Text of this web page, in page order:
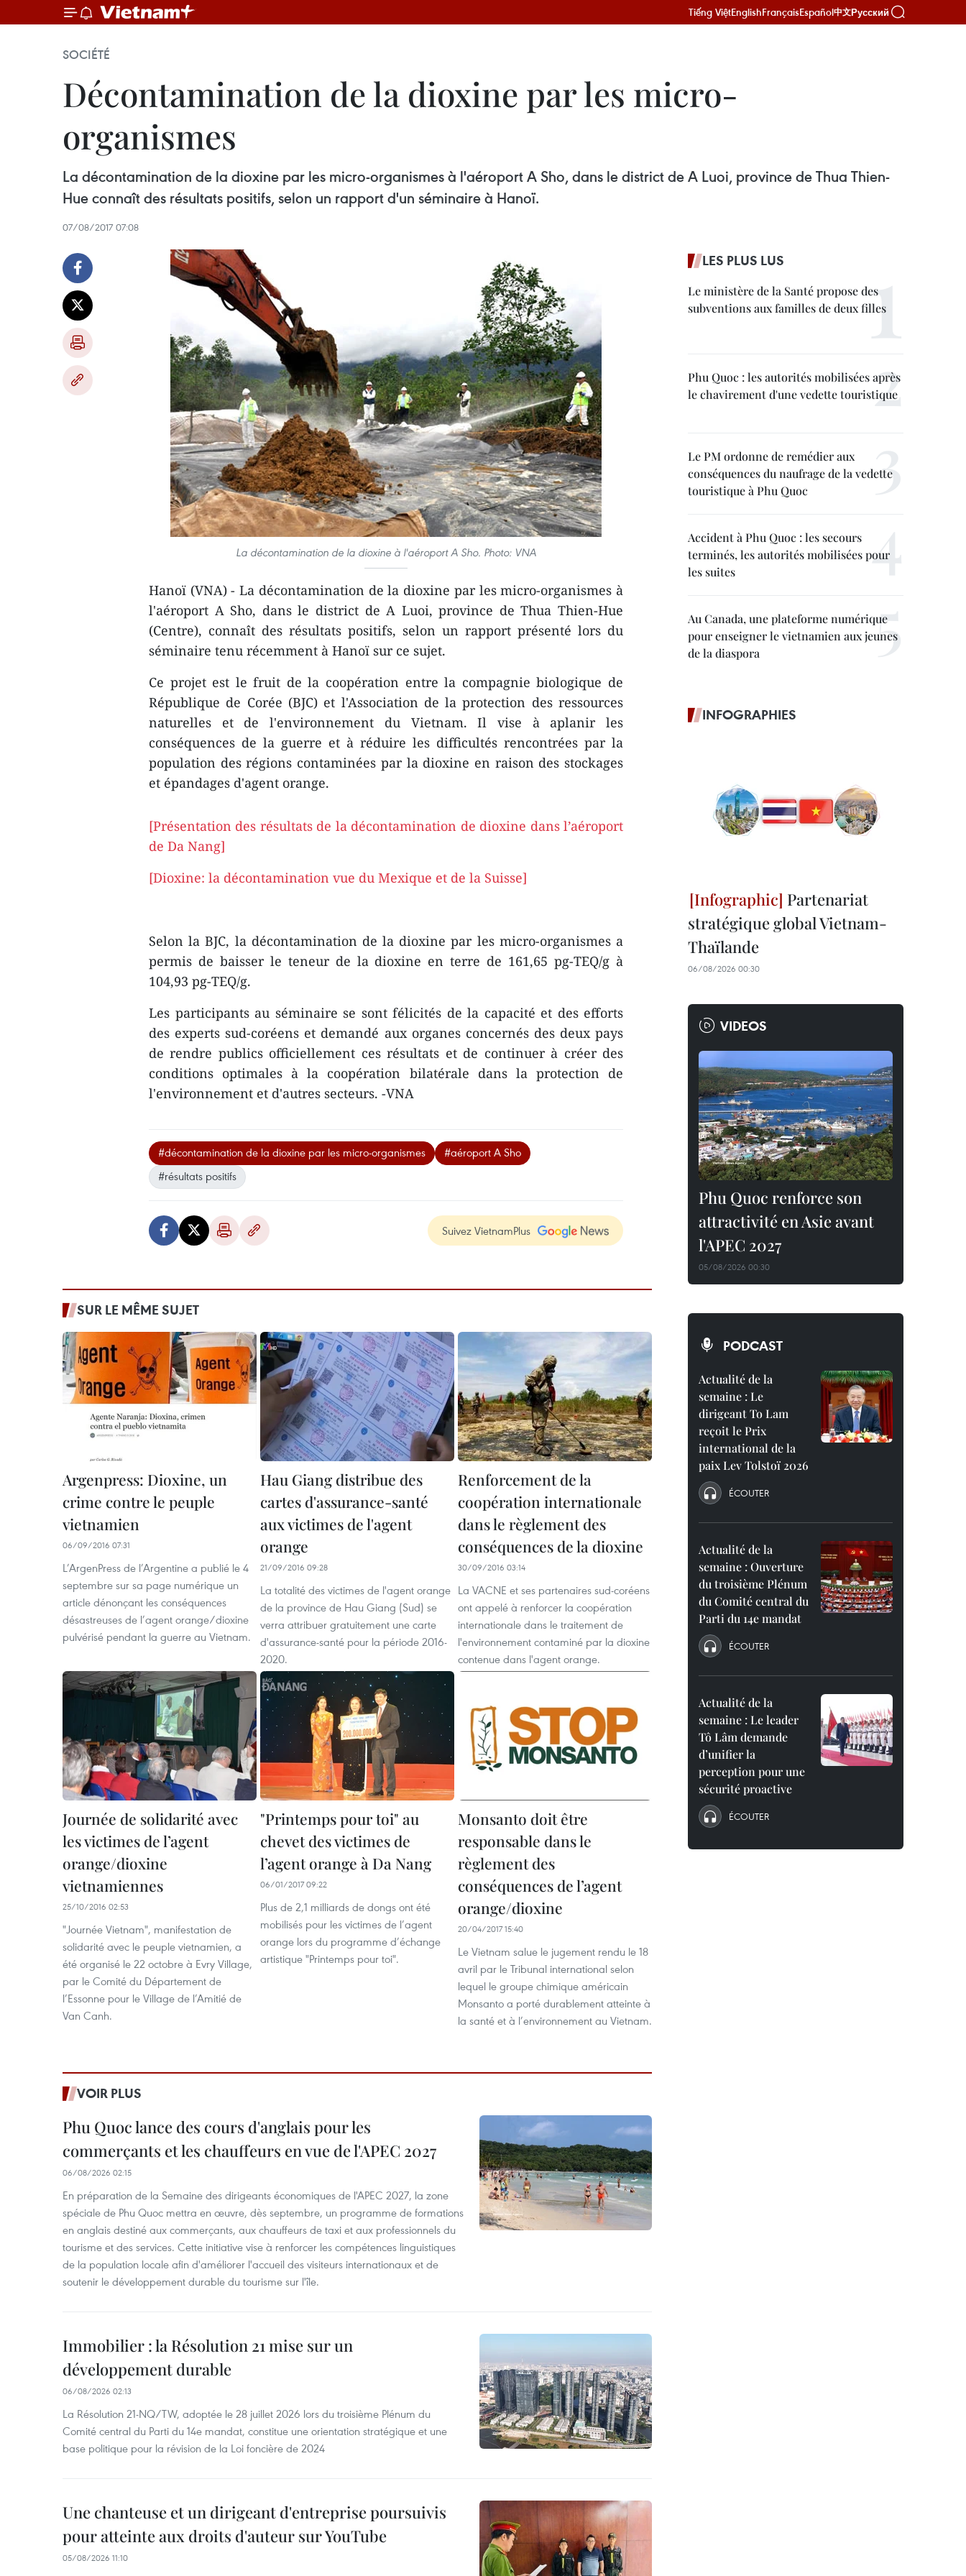
Tiếng ViệtEnglishFrançaisEspañol中文Русский
SOCIÉTÉ
Décontamination de la dioxine par les micro-
organismes
La décontamination de la dioxine par les micro-organismes à l'aéroport A Sho, dans le district de A Luoi, province de Thua Thien-
Hue connaît des résultats positifs, selon un rapport d'un séminaire à Hanoï.
07/08/2017 07:08
La décontamination de la dioxine à l'aéroport A Sho. Photo: VNA
Hanoï (VNA) - La décontamination de la dioxine par les micro-organismes à
l'aéroport A Sho, dans le district de A Luoi, province de Thua Thien-Hue
(Centre), connaît des résultats positifs, selon un rapport présenté lors du
séminaire tenu récemment à Hanoï sur ce sujet.
Ce projet est le fruit de la coopération entre la compagnie biologique de
République de Corée (BJC) et l'Association de la protection des ressources
naturelles et de l'environnement du Vietnam. Il vise à aplanir les
conséquences de la guerre et à réduire les difficultés rencontrées par la
population des régions contaminées par la dioxine en raison des stockages
et épandages d'agent orange.
[Présentation des résultats de la décontamination de dioxine dans l’aéroport
de Da Nang]​
[Dioxine: la décontamination vue du Mexique et de la Suisse]
Selon la BJC, la décontamination de la dioxine par les micro-organismes a
permis de baisser le teneur de la dioxine en terre de 161,65 pg-TEQ/g à
104,93 pg-TEQ/g.
Les participants au séminaire se sont félicités de la capacité et des efforts
des experts sud-coréens et demandé aux organes concernés des deux pays
de rendre publics officiellement ces résultats et de continuer à créer des
conditions optimales à la coopération bilatérale dans la protection de
l'environnement et d'autres secteurs. -VNA
#décontamination de la dioxine par les micro-organismes
#aéroport A Sho
#résultats positifs
Suivez VietnamPlus
SUR LE MÊME SUJET
Argenpress: Dioxine, un
crime contre le peuple
vietnamien
06/09/2016 07:31
L’ArgenPress de l’Argentine a publié le 4
septembre sur sa page numérique un
article dénonçant les conséquences
désastreuses de l’agent orange/dioxine
pulvérisé pendant la guerre au Vietnam.
Hau Giang distribue des
cartes d'assurance-santé
aux victimes de l'agent
orange
21/09/2016 09:28
La totalité des victimes de l'agent orange
de la province de Hau Giang (Sud) se
verra attribuer gratuitement une carte
d'assurance-santé pour la période 2016-
2020.
Renforcement de la
coopération internationale
dans le règlement des
conséquences de la dioxine
30/09/2016 03:14
La VACNE et ses partenaires sud-coréens
ont appelé à renforcer la coopération
internationale dans le traitement de
l'environnement contaminé par la dioxine
contenue dans l'agent orange.
Journée de solidarité avec
les victimes de l’agent
orange/dioxine
vietnamiennes
25/10/2016 02:53
"Journée Vietnam", manifestation de
solidarité avec le peuple vietnamien, a
été organisé le 22 octobre à Evry Village,
par le Comité du Département de
l’Essonne pour le Village de l’Amitié de
Van Canh.
"Printemps pour toi" au
chevet des victimes de
l’agent orange à Da Nang
06/01/2017 09:22
Plus de 2,1 milliards de dongs ont été
mobilisés pour les victimes de l’agent
orange lors du programme d’échange
artistique "Printemps pour toi".
Monsanto doit être
responsable dans le
règlement des
conséquences de l’agent
orange/dioxine
20/04/2017 15:40
Le Vietnam salue le jugement rendu le 18
avril par le Tribunal international selon
lequel le groupe chimique américain
Monsanto a porté durablement atteinte à
la santé et à l’environnement au Vietnam.
VOIR PLUS
Phu Quoc lance des cours d'anglais pour les
commerçants et les chauffeurs en vue de l'APEC 2027
06/08/2026 02:15
En préparation de la Semaine des dirigeants économiques de l'APEC 2027, la zone
spéciale de Phu Quoc mettra en œuvre, dès septembre, un programme de formations
en anglais destiné aux commerçants, aux chauffeurs de taxi et aux professionnels du
tourisme et des services. Cette initiative vise à renforcer les compétences linguistiques
de la population locale afin d'améliorer l'accueil des visiteurs internationaux et de
soutenir le développement durable du tourisme sur l'île.
Immobilier : la Résolution 21 mise sur un
développement durable
06/08/2026 02:13
La Résolution 21-NQ/TW, adoptée le 28 juillet 2026 lors du troisième Plénum du
Comité central du Parti du 14e mandat, constitue une orientation stratégique et une
base politique pour la révision de la Loi foncière de 2024
Une chanteuse et un dirigeant d'entreprise poursuivis
pour atteinte aux droits d'auteur sur YouTube
05/08/2026 11:10
LES PLUS LUS
Le ministère de la Santé propose des
subventions aux familles de deux filles
Phu Quoc : les autorités mobilisées après
le chavirement d'une vedette touristique
Le PM ordonne de remédier aux
conséquences du naufrage de la vedette
touristique à Phu Quoc
Accident à Phu Quoc : les secours
terminés, les autorités mobilisées pour
les suites
Au Canada, une plateforme numérique
pour enseigner le vietnamien aux jeunes
de la diaspora
INFOGRAPHIES
Partenariat
stratégique global Vietnam-
Thaïlande
06/08/2026 00:30
VIDEOS
Phu Quoc renforce son
attractivité en Asie avant
l'APEC 2027
05/08/2026 00:30
PODCAST
Actualité de la
semaine : Le
dirigeant To Lam
reçoit le Prix
international de la
paix Lev Tolstoï 2026
ÉCOUTER
Actualité de la
semaine : Ouverture
du troisième Plénum
du Comité central du
Parti du 14e mandat
ÉCOUTER
Actualité de la
semaine : Le leader
Tô Lâm demande
d’unifier la
perception pour une
sécurité proactive
ÉCOUTER